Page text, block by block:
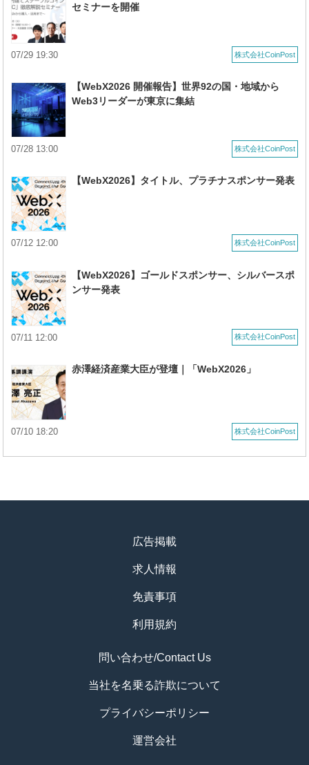
セミナーを開催
株式会社CoinPost
07/29 19:30
【WebX2026 開催報告】世界92の国・地域から
Web3リーダーが東京に集結
株式会社CoinPost
07/28 13:00
【WebX2026】タイトル、プラチナスポンサー発表
株式会社CoinPost
07/12 12:00
【WebX2026】ゴールドスポンサー、シルバースポ
ンサー発表
株式会社CoinPost
07/11 12:00
赤澤経済産業大臣が登壇｜「WebX2026」
株式会社CoinPost
07/10 18:20
広告掲載
求人情報
免責事項
利用規約
問い合わせ/Contact Us
当社を名乗る詐欺について
プライバシーポリシー
運営会社